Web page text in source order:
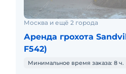
Москва и ещё 2 города
Аренда грохота
F542)
Минимальное время заказа: 8 ч.